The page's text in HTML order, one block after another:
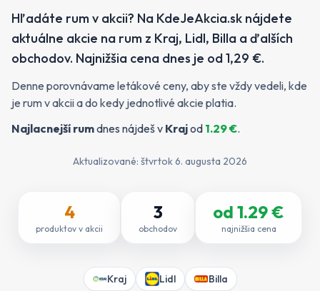
Hľadáte rum v akcii? Na KdeJeAkcia.sk nájdete
aktuálne akcie na rum z Kraj, Lidl, Billa a ďalších
obchodov. Najnižšia cena dnes je od 1,29 €.
Denne porovnávame letákové ceny, aby ste vždy vedeli, kde
je rum v akcii a do kedy jednotlivé akcie platia.
Najlacnejší rumdnes nájdeš v Krajod 1.29€.
Aktualizované: štvrtok 6. augusta 2026
4
produktov v akcii
3
obchodov
od 1.29€
najnižšia cena
Kraj Lidl Billa